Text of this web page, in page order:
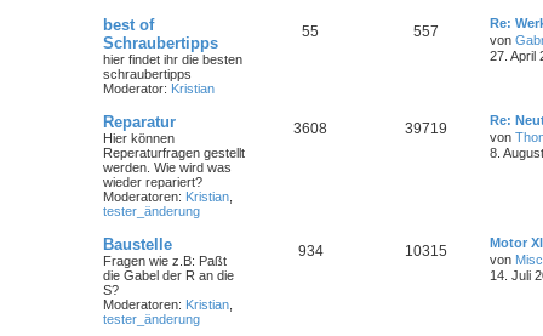
best of
Schraubertipps
hier findet ihr die besten
schraubertipps
Moderator: Kristian
55 557
Re:
von
27. April
Reparatur
Hier können
Reperaturfragen gestellt
werden. Wie wird was
wieder repariert?
Moderatoren: Kristian
tester_änderung
3608 39719
Re:
von
8.
Baustelle
Fragen wie z.B: Paßt
die Gabel der R an die
S?
Moderatoren: Kristian
tester_änderung
934 10315
Motor
von
14. Juli